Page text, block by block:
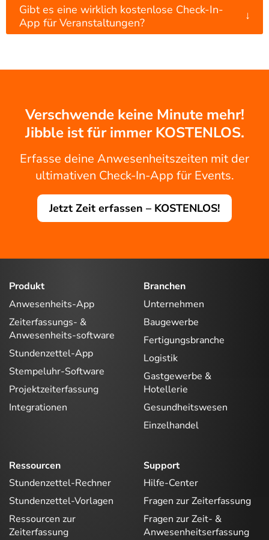
Gibt es eine wirklich kostenlose Check-In-
App für Veranstaltungen?
↓
Verschwende keine Minute mehr!
Jibble ist für immer KOSTENLOS.
Erfasse deine Anwesenheitszeiten mit der
ultimativen Check-In-App für Events.
Jetzt Zeit erfassen – KOSTENLOS!
Produkt
Anwesenheits-App
Zeiterfassungs- &
Anwesenheits-software
Stundenzettel-App
Stempeluhr-Software
Projektzeiterfassung
Integrationen
Branchen
Unternehmen
Baugewerbe
Fertigungsbranche
Logistik
Gastgewerbe &
Hotellerie
Gesundheitswesen
Einzelhandel
Ressourcen
Stundenzettel-Rechner
Stundenzettel-Vorlagen
Ressourcen zur
Zeiterfassung
Support
Hilfe-Center
Fragen zur Zeiterfassung
Fragen zur Zeit- &
Anwesenheitserfassung